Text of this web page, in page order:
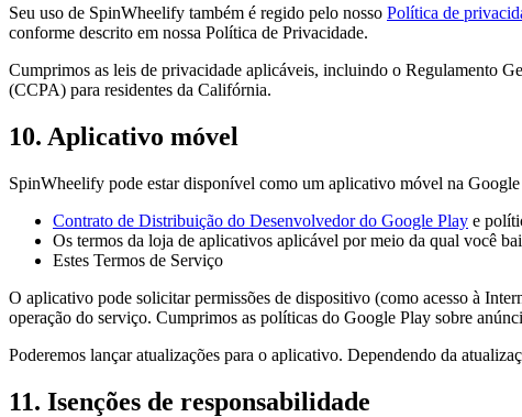
Seu uso de SpinWheelify também é regido pelo nosso Política de
conforme descrito em nossa Política de Privacidade.
Cumprimos as leis de privacidade aplicáveis, incluindo o Regulamento
(CCPA) para residentes da Califórnia.
10. Aplicativo móvel
SpinWheelify pode estar disponível como um aplicativo móvel na
Contrato de Distribuição do Desenvolvedor do Google Play e
Os termos da loja de aplicativos aplicável por meio da qual você
Estes Termos de Serviço
O aplicativo pode solicitar permissões de dispositivo (como acesso à
operação do serviço. Cumprimos as políticas do Google Play sobre
Poderemos lançar atualizações para o aplicativo. Dependendo da
11. Isenções de responsabilidade